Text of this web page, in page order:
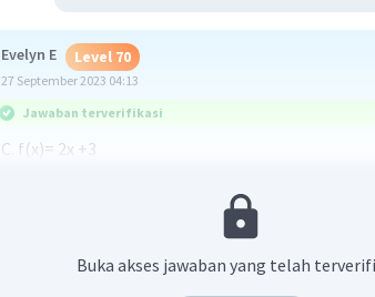
Evelyn E Level 70
27 September 2023 04:13
Jawaban terverifikasi
C. f(x)= 2x +3
x= 4--> 2(4)+3=8+3=11
x= 5--> 2(5)+3=10+3=13
Buka akses jawaban yang telah